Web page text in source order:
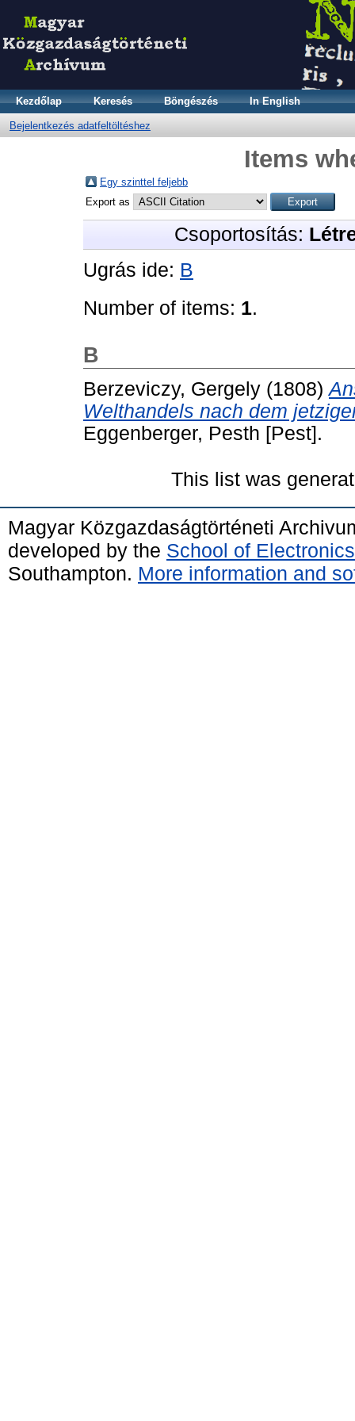
Kezdőlap Keresés Böngészés In English
Bejelentkezés adatfeltöltéshez
Items
Egy szinttel feljebb
Export as
Csoportosítás:
Ugrás ide: B
Number of items: 1.
B
Berzeviczy, Gergely (1808)
Welthandels nach dem
Eggenberger, Pesth [Pest].
This list was
Magyar Közgazdaságtörténeti
developed by the School of
Southampton. More information and